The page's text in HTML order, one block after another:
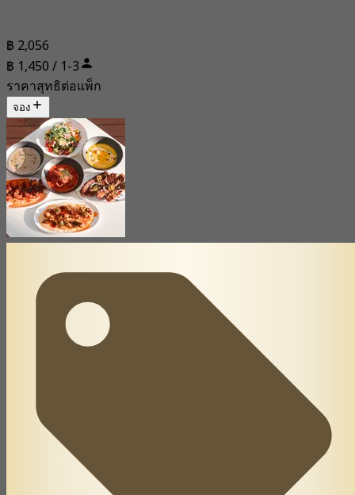
฿ 2,056
฿ 1,450 / 1-3
ราคาสุทธิต่อแพ็ก
จอง